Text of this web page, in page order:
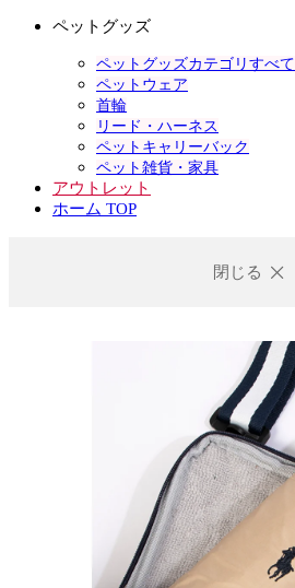
ペットグッズ
ペットグッズカテゴリすべて
ペットウェア
首輪
リード・ハーネス
ペットキャリーバック
ペット雑貨・家具
アウトレット
ホーム TOP
閉じる